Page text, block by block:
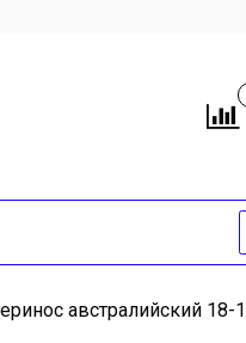
австралийский 18-